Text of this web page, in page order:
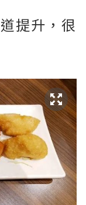
提升，很